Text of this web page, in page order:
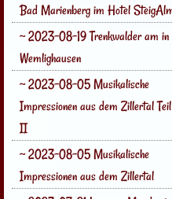
Bad Marienberg im Hotel
~ 2023-08-19 Trenkwalder am in
Wemlighausen
~ 2023-08-05 Musikalische
Impressionen aus dem Zillertal Teil
II
~ 2023-08-05 Musikalische
Impressionen aus dem Zillertal